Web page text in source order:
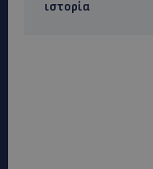
ιστορία